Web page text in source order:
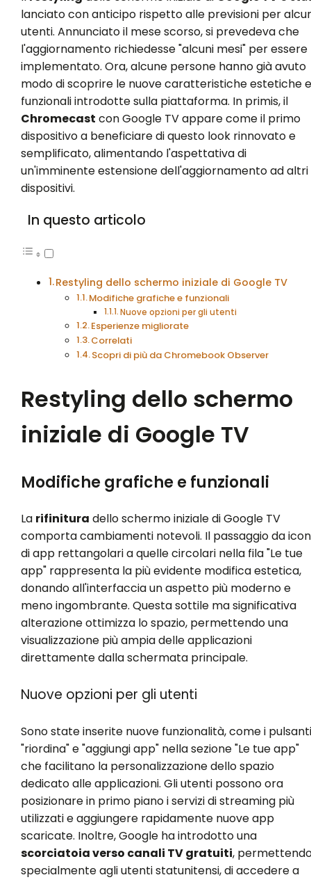
lanciato con anticipo rispetto alle previsioni per
utenti. Annunciato il mese scorso, si prevedeva che
l'aggiornamento richiedesse "alcuni mesi" per essere
implementato. Ora, alcune persone hanno già avuto
modo di scoprire le nuove caratteristiche estetiche e
funzionali introdotte sulla piattaforma. In primis, il
Chromecast con Google TV appare come il primo
dispositivo a beneficiare di questo look rinnovato e
semplificato, alimentando l'aspettativa di
un'imminente estensione dell'aggiornamento ad altri
dispositivi.
In questo articolo
Restyling dello schermo iniziale di Google TV
Modifiche grafiche e funzionali
Nuove opzioni per gli utenti
Esperienze migliorate
Correlati
Scopri di più da Chromebook Observer
Restyling dello schermo
iniziale di Google TV
Modifiche grafiche e funzionali
La rifinitura dello schermo iniziale di Google TV
comporta cambiamenti notevoli. Il passaggio da
di app rettangolari a quelle circolari nella fila "Le tue
app" rappresenta la più evidente modifica estetica,
donando all'interfaccia un aspetto più moderno e
meno ingombrante. Questa sottile ma significativa
alterazione ottimizza lo spazio, permettendo una
visualizzazione più ampia delle applicazioni
direttamente dalla schermata principale.
Nuove opzioni per gli utenti
Sono state inserite nuove funzionalità, come i pulsanti
"riordina" e "aggiungi app" nella sezione "Le tue app"
che facilitano la personalizzazione dello spazio
dedicato alle applicazioni. Gli utenti possono ora
posizionare in primo piano i servizi di streaming più
utilizzati e aggiungere rapidamente nuove app
scaricate. Inoltre, Google ha introdotto una
scorciatoia verso canali TV gratuiti,
specialmente agli utenti statunitensi, di accedere a